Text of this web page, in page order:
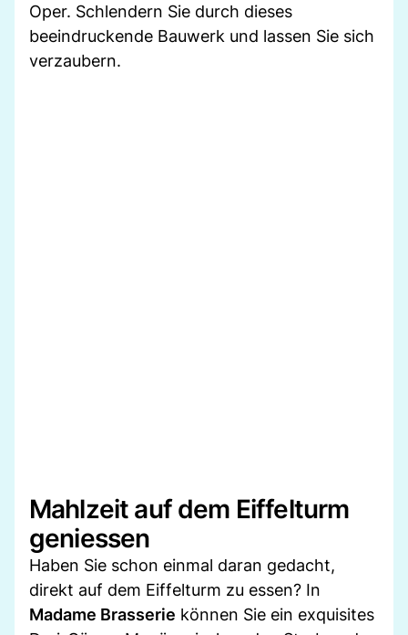
Oper. Schlendern Sie durch dieses
beeindruckende Bauwerk und lassen Sie sich
verzaubern.
Mahlzeit auf dem Eiffelturm
geniessen
Haben Sie schon einmal daran gedacht,
direkt auf dem Eiffelturm zu essen? In
Madame Brasserie können Sie ein exquisites